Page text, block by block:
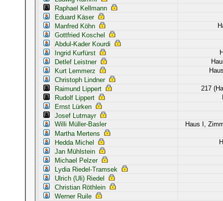
Raphael Kellmann
Eduard Käser
Manfred Köhn
Gottfried Koschel
Abdul-Kader Kourdi
Ingrid Kurfürst
Detlef Leistner
Kurt Lemmerz
Christoph Lindner
Raimund Lippert
217
Rudolf Lippert
Ernst Lürken
Josef Lutmayr
Willi Müller-Basler
Haus I,
Martha Mertens
Hedda Michel
Jan Mühlstein
Michael Pelzer
Lydia Riedel-Tramsek
Ulrich (Uli) Riedel
Christian Röthlein
Werner Ruile